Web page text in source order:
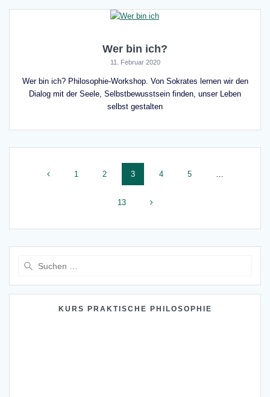
Wer bin ich?
11. Februar 2020
Wer bin ich? Philosophie-Workshop. Von Sokrates lernen wir den
Dialog mit der Seele, Selbstbewusstsein finden, unser Leben
selbst gestalten
Beitragsnavigation
Seite
1 Seite
2 Seite
3 Seite
4 Seite
5 …
Seite
13
KURS PRAKTISCHE PHILOSOPHIE